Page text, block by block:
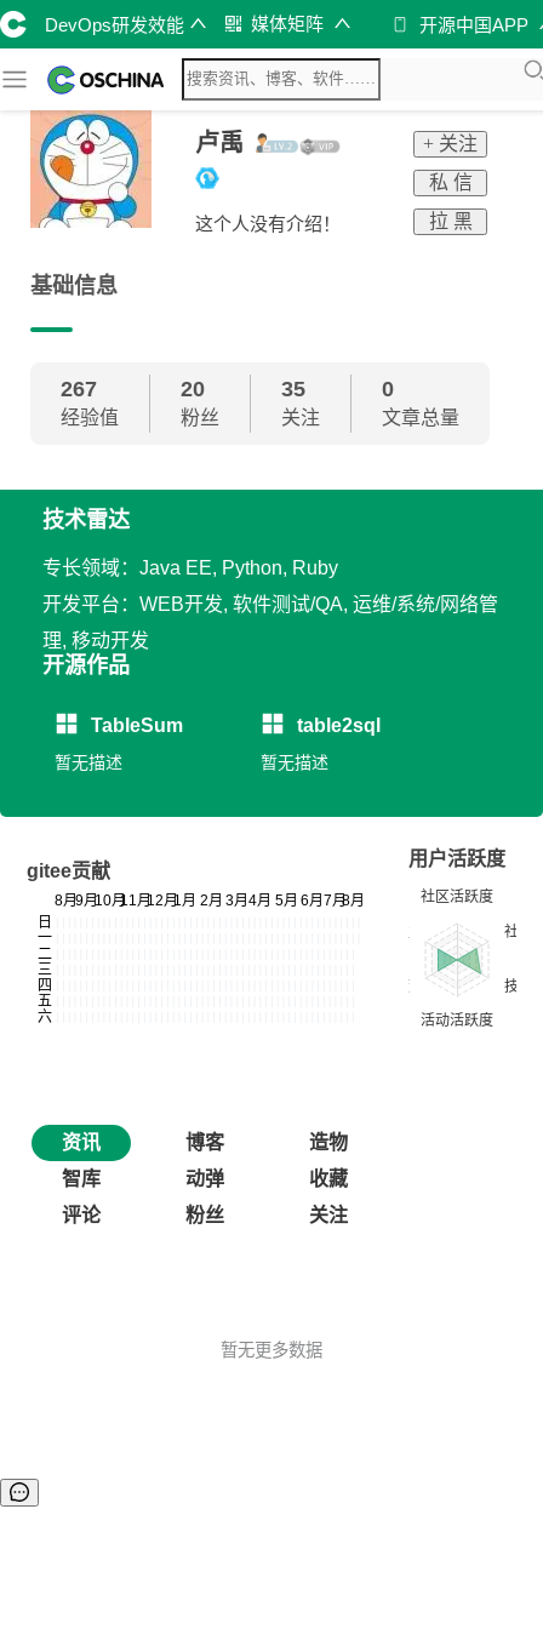
DevOps研发效能 媒体矩阵 开源中国APP
卢禹
这个人没有介绍！
+ 关注
私 信
拉 黑
基础信息
267
经验值
20
粉丝
35
关注
0
文章总量
技术雷达
专长领域：Java EE, Python, Ruby
开发平台：WEB开发, 软件测试/QA, 运维/系统/网络管
理, 移动开发
开源作品
TableSum
暂无描述
table2sql
暂无描述
gitee贡献
用户活跃度
资讯 博客
造物
智库
动弹
收藏
评论
粉丝 关注
暂无更多数据